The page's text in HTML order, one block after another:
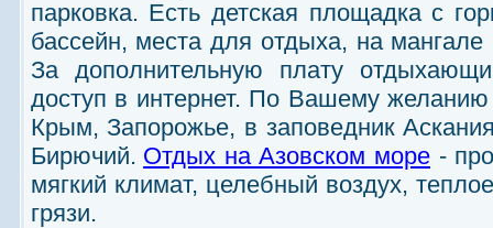
парковка. Есть детская площадка с
бассейн, места для отдыха, на
За дополнительную плату
доступ в интернет. По Вашему желанию
Крым, Запорожье, в заповедник
Бирючий. Отдых на Азовском море -
мягкий климат, целебный воздух,
грязи.